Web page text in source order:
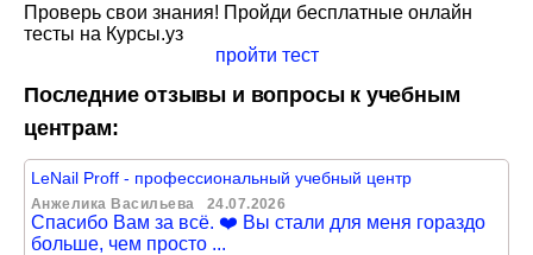
Проверь свои знания! Пройди бесплатные онлайн
тесты на Курсы.уз
пройти тест
Последние отзывы и вопросы к учебным
центрам:
LeNail Proff - профессиональный учебный центр
Анжелика Васильева 24.07.2026
Спасибо Вам за всё. ❤️ Вы стали для меня гораздо
больше, чем просто ...